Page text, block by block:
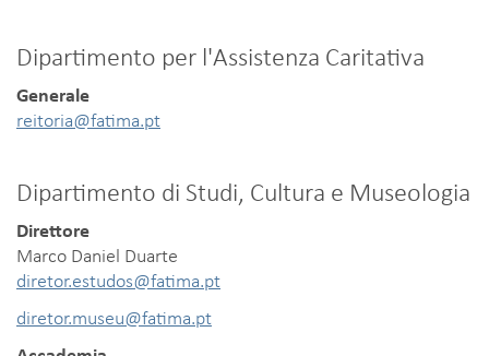
Dipartimento per l'Assistenza Caritativa
Generale
reitoria@fatima.pt
Dipartimento di Studi, Cultura e Museologia
Direttore
Marco Daniel Duarte
diretor.estudos@fatima.pt
diretor.museu@fatima.pt